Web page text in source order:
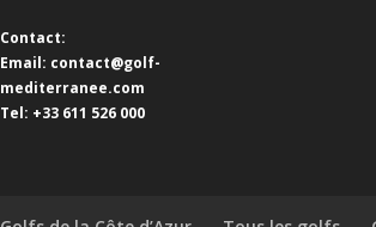
Contact:
Email: contact@golf-
mediterranee.com
Tel: +33 611 526 000